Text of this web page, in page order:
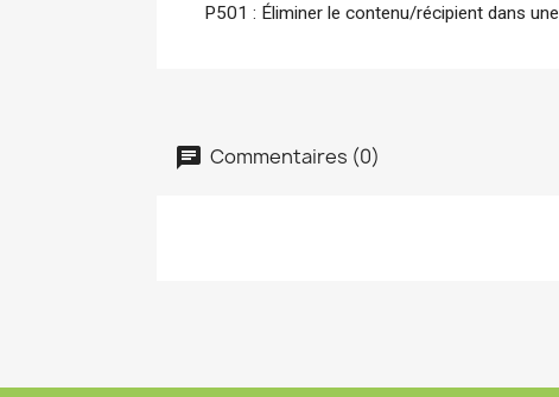
P501 : Éliminer le contenu/récipient dans
Commentaires (0)